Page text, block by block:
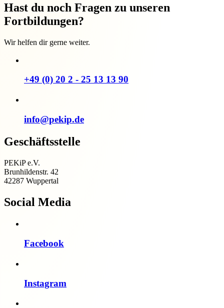
Hast du noch Fragen zu unseren
Fortbildungen?
Wir helfen dir gerne weiter.
+49 (0) 20 2 - 25 13 13 90
info@pekip.de
Geschäftsstelle
PEKiP e.V.
Brunhildenstr. 42
42287 Wuppertal
Social Media
Facebook
Instagram